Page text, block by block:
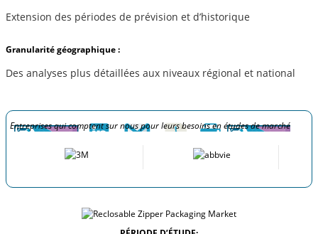
Extension des périodes de prévision et d’historique
Granularité géographique :
Des analyses plus détaillées aux niveaux régional et national
Entreprises qui comptent sur nous pour leurs besoins en études de marché